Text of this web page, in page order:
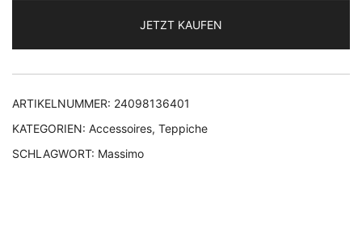
JETZT KAUFEN
ARTIKELNUMMER: 24098136401
KATEGORIEN: Accessoires, Teppiche
SCHLAGWORT: Massimo